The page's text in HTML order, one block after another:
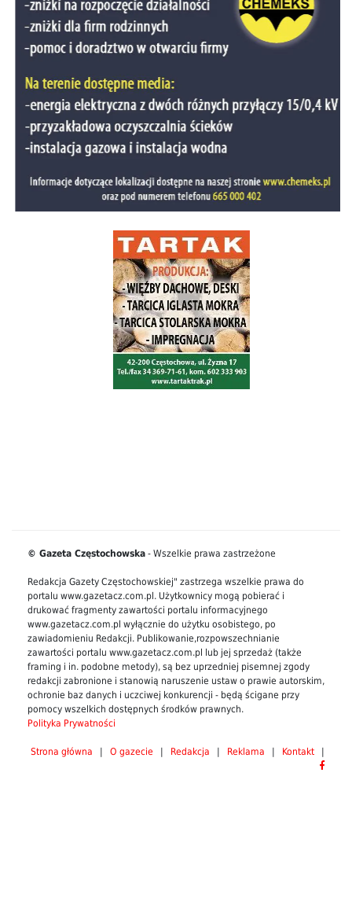
© Gazeta Częstochowska - Wszelkie prawa zastrzeżone
Redakcja Gazety Częstochowskiej" zastrzega wszelkie prawa do
portalu www.gazetacz.com.pl. Użytkownicy mogą pobierać i
drukować fragmenty zawartości portalu informacyjnego
www.gazetacz.com.pl wyłącznie do użytku osobistego, po
zawiadomieniu Redakcji. Publikowanie,rozpowszechnianie
zawartości portalu www.gazetacz.com.pl lub jej sprzedaż (także
framing i in. podobne metody), są bez uprzedniej pisemnej zgody
redakcji zabronione i stanowią naruszenie ustaw o prawie autorskim,
ochronie baz danych i uczciwej konkurencji - będą ścigane przy
pomocy wszelkich dostępnych środków prawnych.
Polityka Prywatności
Strona główna | O gazecie | Redakcja | Reklama | Kontakt |